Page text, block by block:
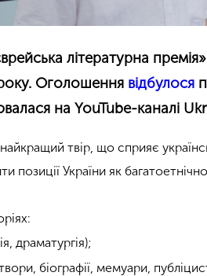
літературна
Оголошення відбулося
на YouTube-каналі
твір, що сприяє
України як
драматургія);
біографії, мемуари,